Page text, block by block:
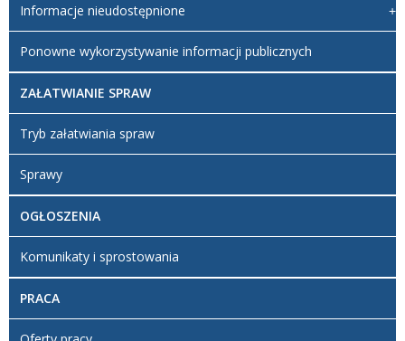
Informacje nieudostępnione
Ponowne wykorzystywanie informacji publicznych
ZAŁATWIANIE SPRAW
Tryb załatwiania spraw
Sprawy
OGŁOSZENIA
Komunikaty i sprostowania
PRACA